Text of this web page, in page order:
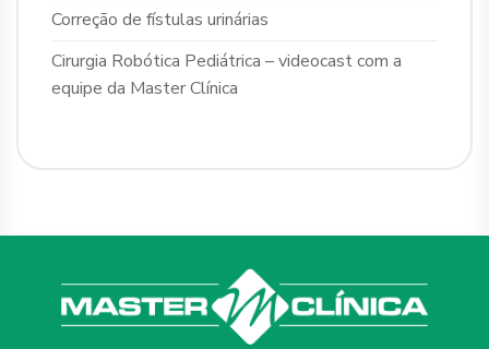
Correção de fístulas urinárias
Cirurgia Robótica Pediátrica – videocast com a
equipe da Master Clínica